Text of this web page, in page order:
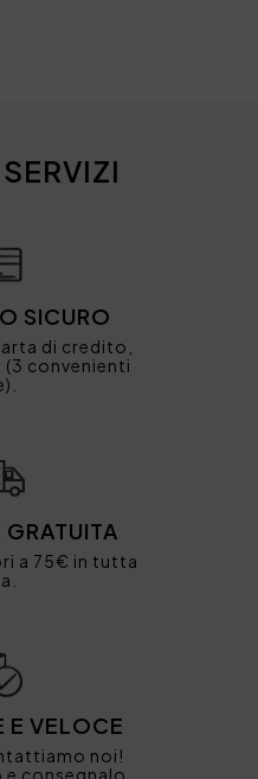
SICURO
di credito,
(3 convenienti
a 75€ in tutta
E VELOCE
noi!
e consegnalo